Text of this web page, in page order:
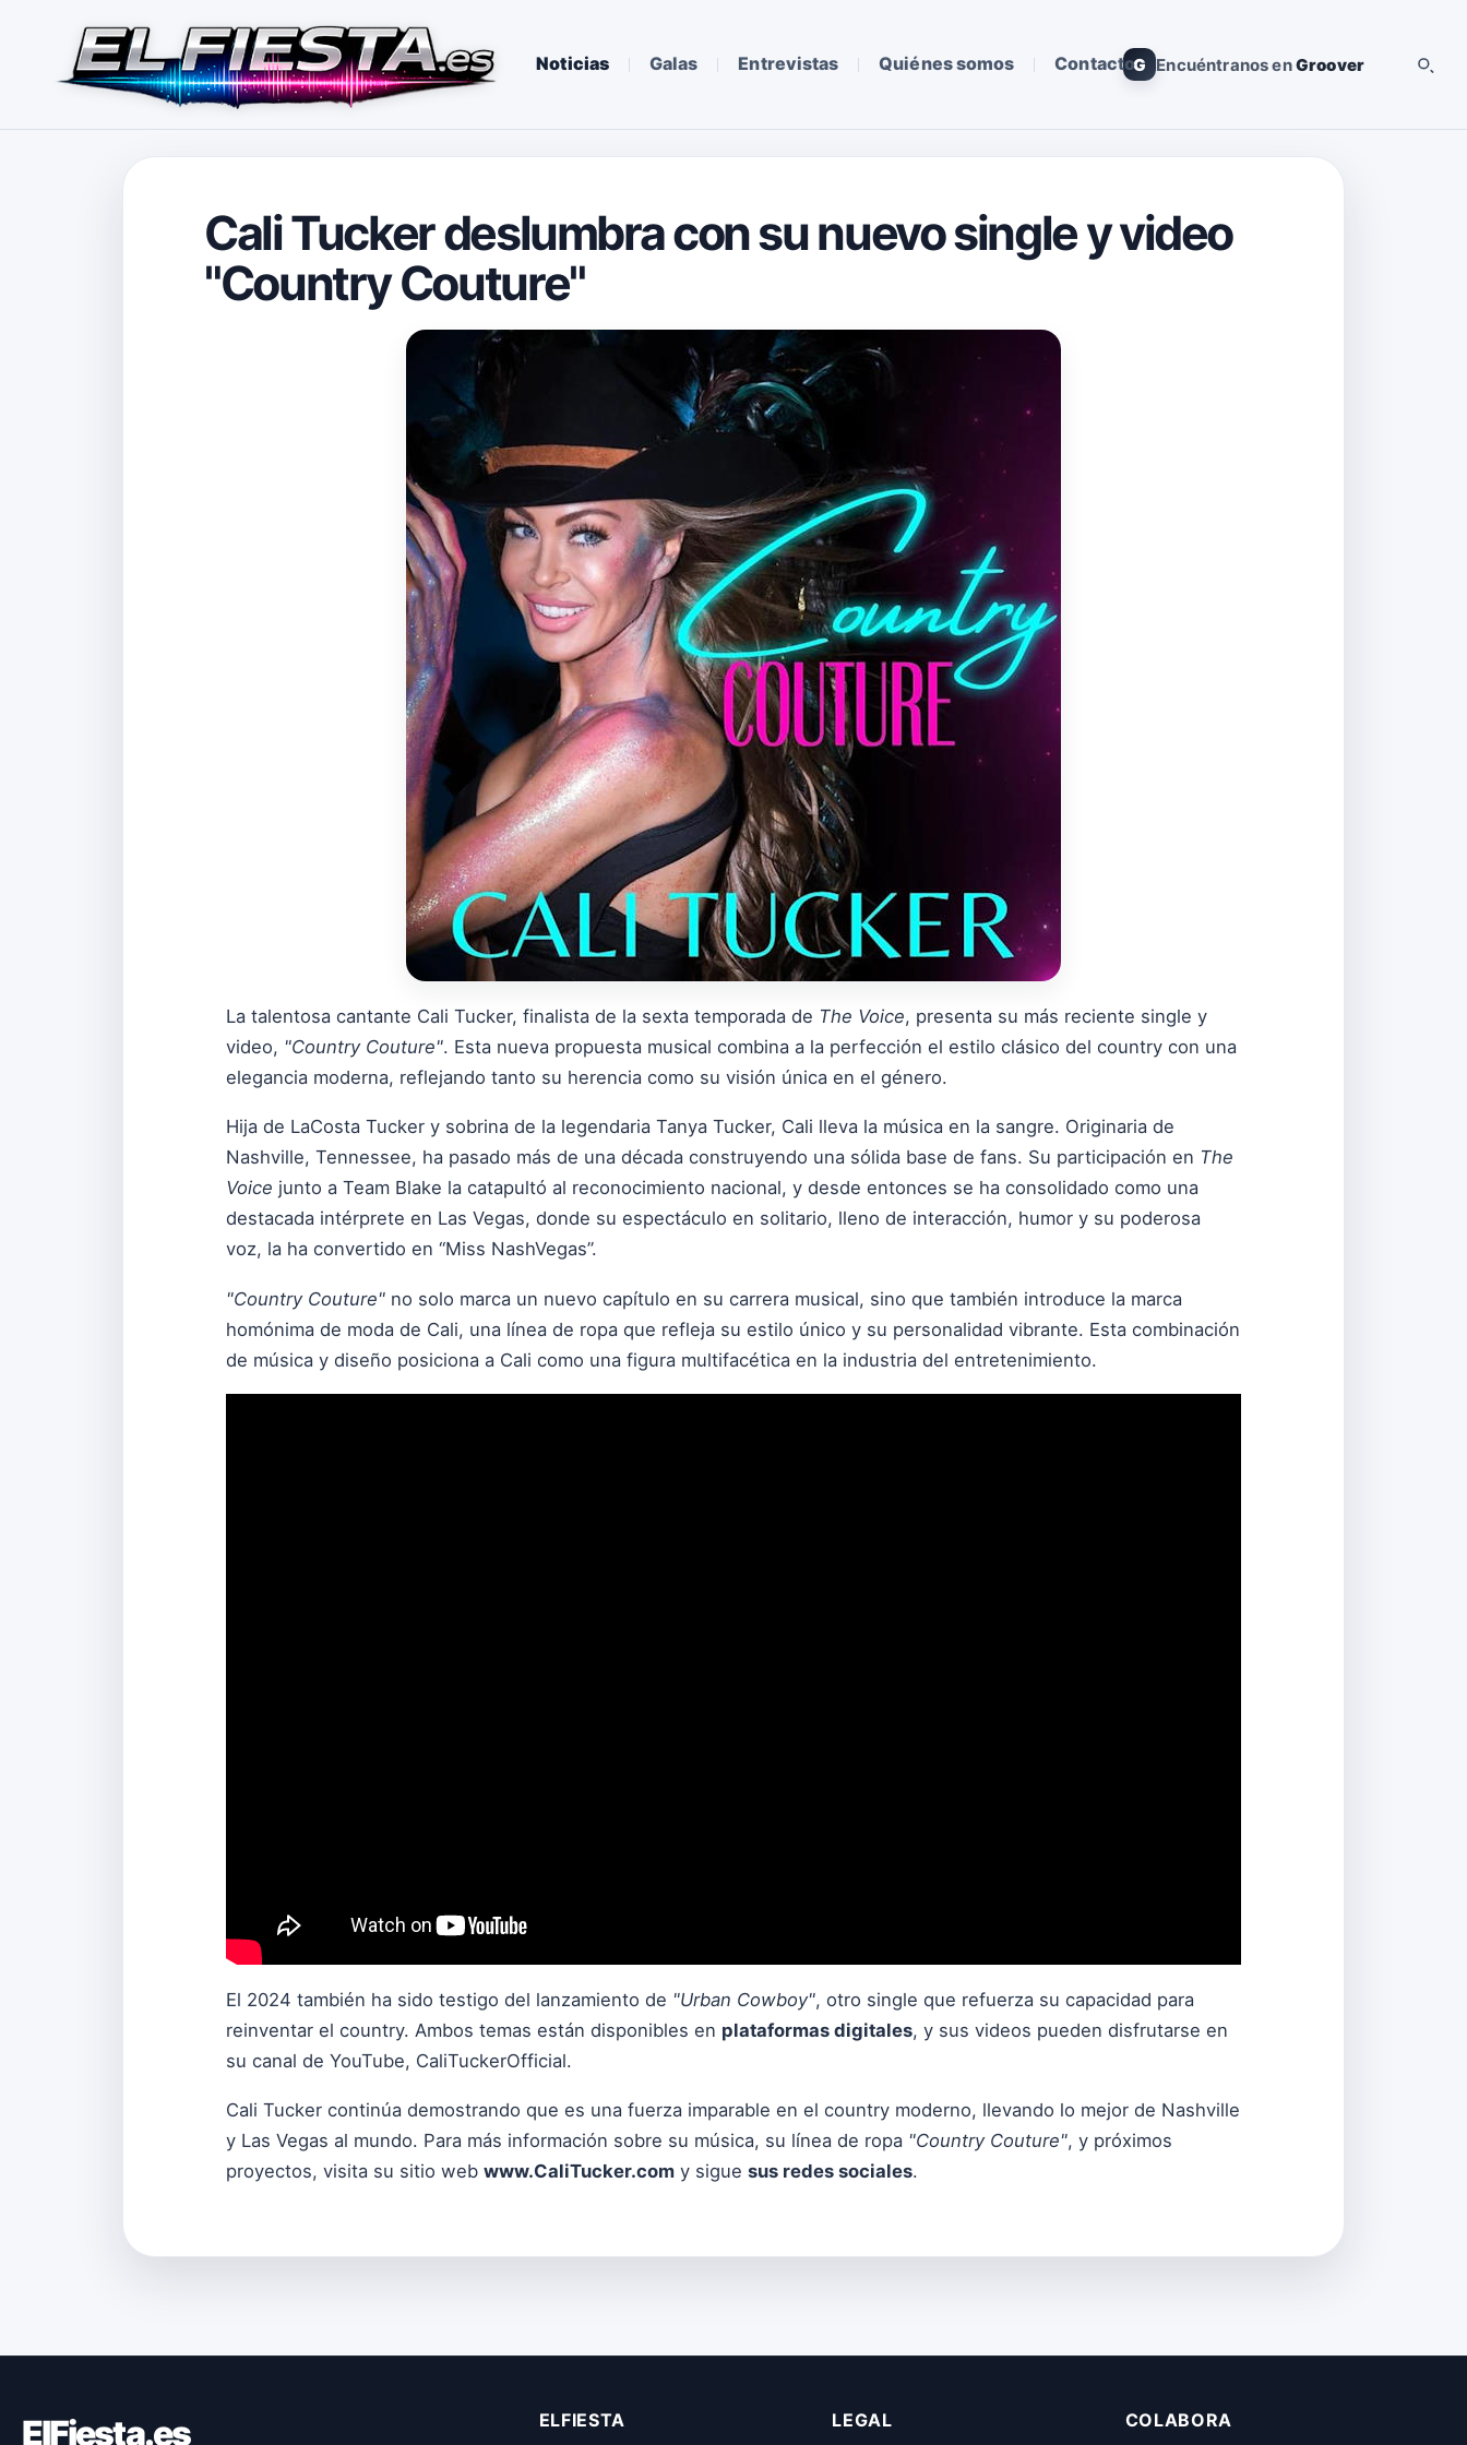
Noticias Galas Entrevistas Quiénes somos ContactoG Encuéntranos enGroover
Cali Tucker deslumbra con su nuevo single y video
"Country Couture"
La talentosa cantante Cali Tucker, finalista de la sexta temporada de The Voice, presenta su más reciente single y
video, "Country Couture". Esta nueva propuesta musical combina a la perfección el estilo clásico del country con una
elegancia moderna, reflejando tanto su herencia como su visión única en el género.
Hija de LaCosta Tucker y sobrina de la legendaria Tanya Tucker, Cali lleva la música en la sangre. Originaria de
Nashville, Tennessee, ha pasado más de una década construyendo una sólida base de fans. Su participación en The
Voice junto a Team Blake la catapultó al reconocimiento nacional, y desde entonces se ha consolidado como una
destacada intérprete en Las Vegas, donde su espectáculo en solitario, lleno de interacción, humor y su poderosa
voz, la ha convertido en “Miss NashVegas”.
"Country Couture" no solo marca un nuevo capítulo en su carrera musical, sino que también introduce la marca
homónima de moda de Cali, una línea de ropa que refleja su estilo único y su personalidad vibrante. Esta combinación
de música y diseño posiciona a Cali como una figura multifacética en la industria del entretenimiento.
El 2024 también ha sido testigo del lanzamiento de "Urban Cowboy", otro single que refuerza su capacidad para
reinventar el country. Ambos temas están disponibles en plataformas digitales, y sus videos pueden disfrutarse en
su canal de YouTube, CaliTuckerOfficial.
Cali Tucker continúa demostrando que es una fuerza imparable en el country moderno, llevando lo mejor de Nashville
y Las Vegas al mundo. Para más información sobre su música, su línea de ropa "Country Couture", y próximos
proyectos, visita su sitio web www.CaliTucker.com y sigue sus redes sociales.
ElFiesta.es ELFIESTA LEGAL COLABORA